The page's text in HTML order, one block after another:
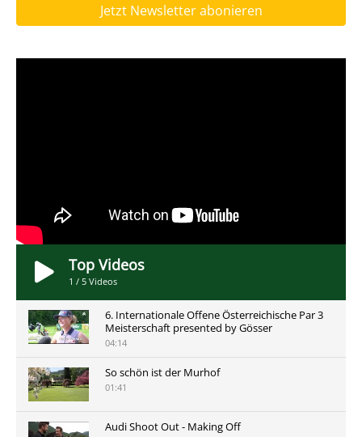
Jetzt Newsletter abonieren
Top Videos
1 / 5 Videos
6. Internationale Offene Österreichische Par 3
Meisterschaft presented by Gösser
04:14
So schön ist der Murhof
01:41
Audi Shoot Out - Making Off